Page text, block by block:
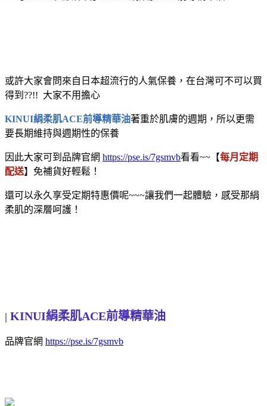
或許大家會問來自日本超流行的人氣保養，在台灣可不可以買
得到??!! 大家不用擔心
KINUI絹柔肌ACE前導精華油著重於肌膚的週期，所以更需
要長期維持與週期性的保養
因此大家可到品牌官網 https://pse.is/7gsmvb看看~~【每月定期
配送】免補貨好輕鬆！
還可以永久享受定期特惠價呢~~~讓我們一起體驗，感受那絹
柔肌的深層呵護！
| KINUI絹柔肌ACE前導精華油
品牌官網 https://pse.is/7gsmvb